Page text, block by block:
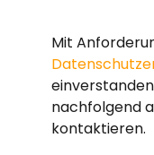
Mit
nachfolgend
kontaktieren.